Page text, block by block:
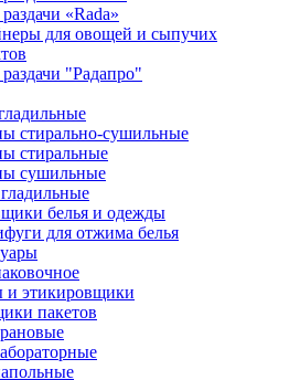
«Rada»
для овощей и сыпучих
"Радапро"
стирально-сушильные
стиральные
сушильные
белья и одежды
для отжима белья
и этикировщики
пакетов